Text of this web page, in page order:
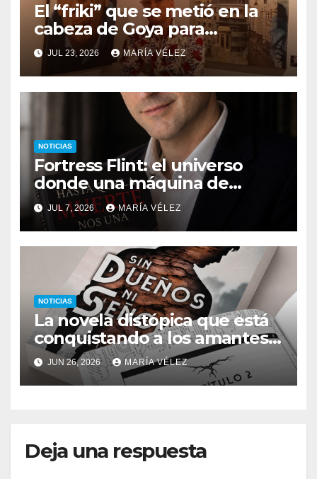
El “friki” que se metió en la
cabeza de Goya para
descubrir qué esconden sus
monstruos
JUL 23, 2026 MARÍA VÉLEZ
NOTICIAS
Fortress Flint: el universo
donde una máquina de
escribir, un silbido o un
recuerdo pueden cambiarlo
todo
JUL 7, 2026 MARÍA VÉLEZ
NOTICIAS
La novela distópica que está
conquistando a los amantes
del romance y la ciencia
ficción: así es Sin dueños ni
señores
JUN 26, 2026 MARÍA VÉLEZ
Deja una respuesta